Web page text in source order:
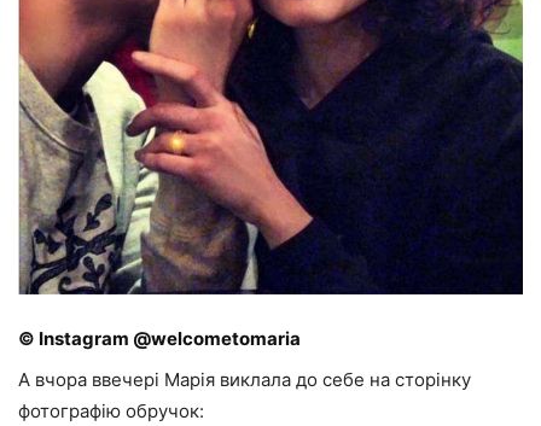
© Instagram @welcometomaria
А вчора ввечері Марія виклала до себе на сторінку
фотографію обручок: